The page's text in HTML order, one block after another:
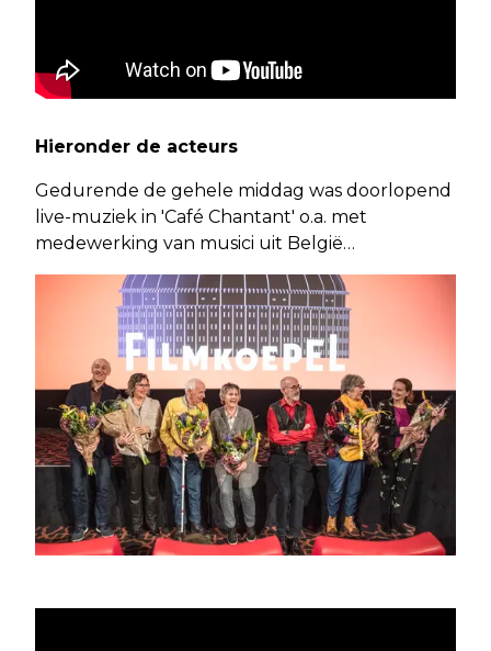
Hieronder de acteurs
Gedurende de gehele middag was doorlopend
live-muziek in 'Café Chantant' o.a. met
medewerking van musici uit België…